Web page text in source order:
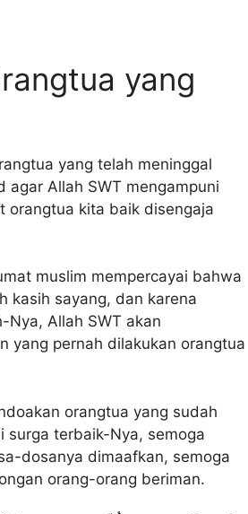
yang
yang telah meninggal
agar Allah SWT mengampuni
orangtua kita baik disengaja
muslim mempercayai bahwa
kasih sayang, dan karena
Nya, Allah SWT akan
yang pernah dilakukan orangtua
orangtua yang sudah
surga terbaik-Nya, semoga
dosanya dimaafkan, semoga
orang-orang beriman.